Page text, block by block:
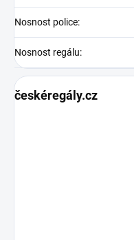
Nosnost police:
Nosnost regálu:
českéregály.cz